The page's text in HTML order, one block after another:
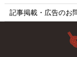
記事掲載・広告のお